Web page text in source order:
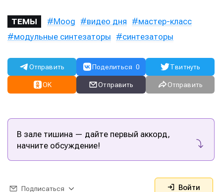
Написание
Исполнение
Написание
Исполнение
ТЕМЫ Moog видео дня
мастер-класс
модульные синтезаторы
синтезаторы
Отправить Поделиться 0 Твитнуть
OK Отправить Отправить
В зале тишина — дайте первый аккорд,
начните обсуждение!
Подписаться Войти